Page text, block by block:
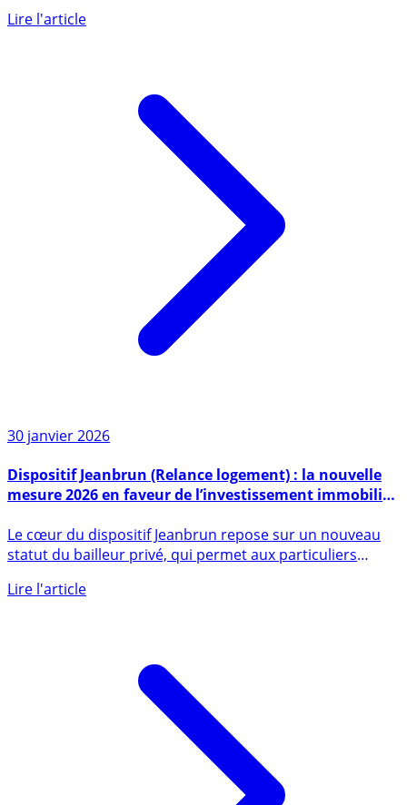
opportunités d’investissement en immobilier locatif
30 janvier 2026
mesure 2026 en faveur de l’investissement immobilier
locatif
Le cœur du dispositif Jeanbrun repose sur un nouveau
statut du bailleur privé, qui permet aux particuliers